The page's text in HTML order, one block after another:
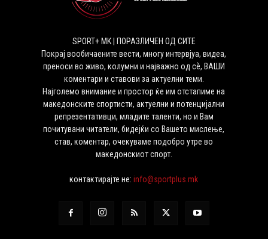
SPORT+ MK | ПОРАЗЛИЧЕН ОД СИТЕ
Покрај вообичаените вести, многу интервјуа, видеа,
преноси во живо, колумни и најважно од сѐ, ВАШИ
коментари и ставови за актуелни теми.
Најголемо внимание и простор ќе им отстапиме на
македонските спортисти, актуелни и потенцијални
репрезентативци, младите таленти, но и Вам
почитувани читатели, бидејќи со Вашето мислење,
став, коментар, очекуваме подобро утре во
македонскиот спорт.
контактирајте не:info@sportplus.mk